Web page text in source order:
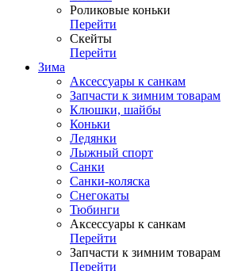
Роликовые коньки
Перейти
Скейты
Перейти
Зима
Аксессуары к санкам
Запчасти к зимним товарам
Клюшки, шайбы
Коньки
Ледянки
Лыжный спорт
Санки
Санки-коляска
Снегокаты
Тюбинги
Аксессуары к санкам
Перейти
Запчасти к зимним товарам
Перейти